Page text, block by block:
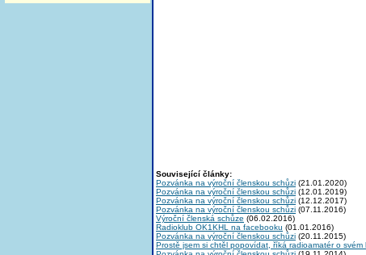
Související články:
Pozvánka na výroční členskou schůzi (21.01.2020)
Pozvánka na výroční členskou schůzi (12.01.2019)
Pozvánka na výroční členskou schůzi (12.12.2017)
Pozvánka na výroční členskou schůzi (07.11.2016)
Výroční členská schůze (06.02.2016)
Radioklub OK1KHL na facebooku (01.01.2016)
Pozvánka na výroční členskou schůzi (20.11.2015)
Prostě jsem si chtěl popovídat, říká radioamatér o svém